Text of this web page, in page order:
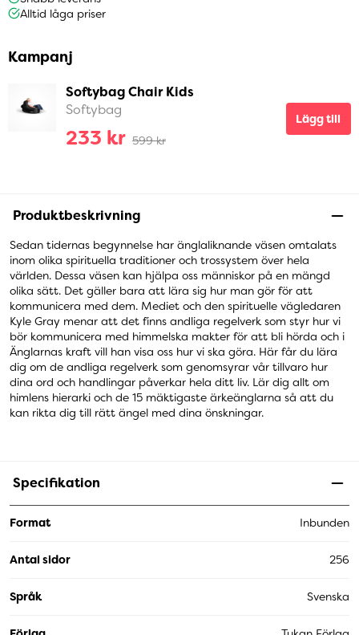
Alltid låga priser
Kampanj
Softybag Chair Kids
Softybag
233 kr 599 kr
Lägg till
Produktbeskrivning
Sedan tidernas begynnelse har änglaliknande väsen omtalats
inom olika spirituella traditioner och trossystem över hela
världen. Dessa väsen kan hjälpa oss människor på en mängd
olika sätt. Det gäller bara att lära sig hur man gör för att
kommunicera med dem. Mediet och den spirituelle vägledaren
Kyle Gray menar att det finns andliga regelverk som styr hur vi
bör kommunicera med himmelska makter för att bli hörda och i
Änglarnas kraft vill han visa oss hur vi ska göra. Här får du lära
dig om de andliga regelverk som genomsyrar vår tillvaro hur
dina ord och handlingar påverkar hela ditt liv. Lär dig allt om
himlens hierarki och de 15 mäktigaste ärkeänglarna så att du
kan rikta dig till rätt ängel med dina önskningar.
Specifikation
Format Inbunden
Antal sidor 256
Språk Svenska